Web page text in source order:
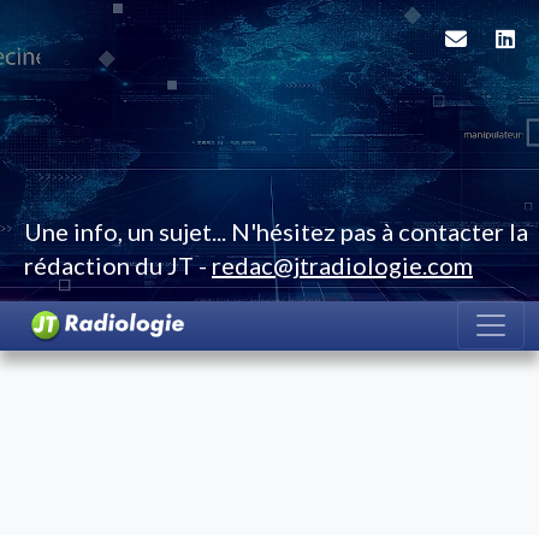
Une info, un sujet... N'hésitez pas à contacter la
rédaction du JT -redac@jtradiologie.com